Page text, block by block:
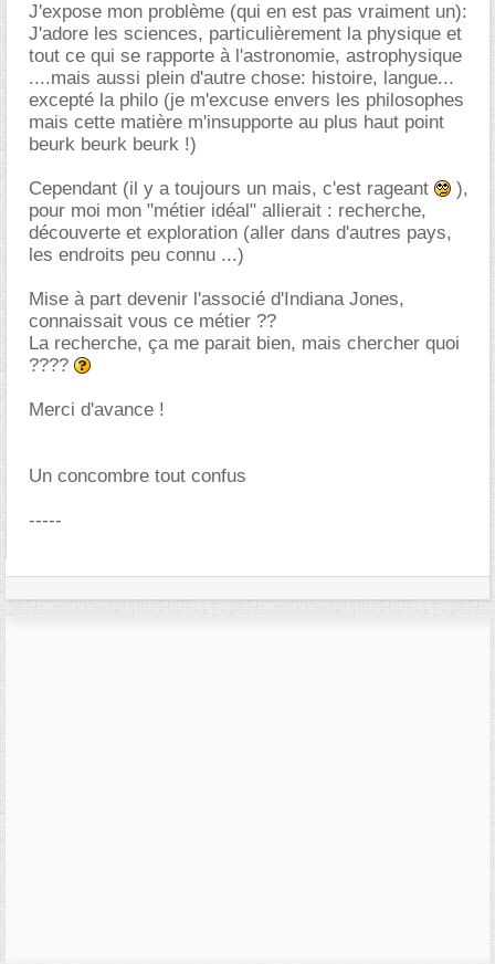
J'expose mon problème (qui en est pas vraiment un):
J'adore les sciences, particulièrement la physique et
tout ce qui se rapporte à l'astronomie, astrophysique
....mais aussi plein d'autre chose: histoire, langue...
excepté la philo (je m'excuse envers les philosophes
mais cette matière m'insupporte au plus haut point
beurk beurk beurk !)
Cependant (il y a toujours un mais, c'est rageant
),
pour moi mon "métier idéal" allierait : recherche,
découverte et exploration (aller dans d'autres pays,
les endroits peu connu ...)
Mise à part devenir l'associé d'Indiana Jones,
connaissait vous ce métier ??
La recherche, ça me parait bien, mais chercher quoi
????
Merci d'avance !
Un concombre tout confus
-----